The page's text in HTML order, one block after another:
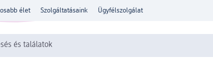
élet Szolgáltatásaink Ügyfélszolgálat
és találatok